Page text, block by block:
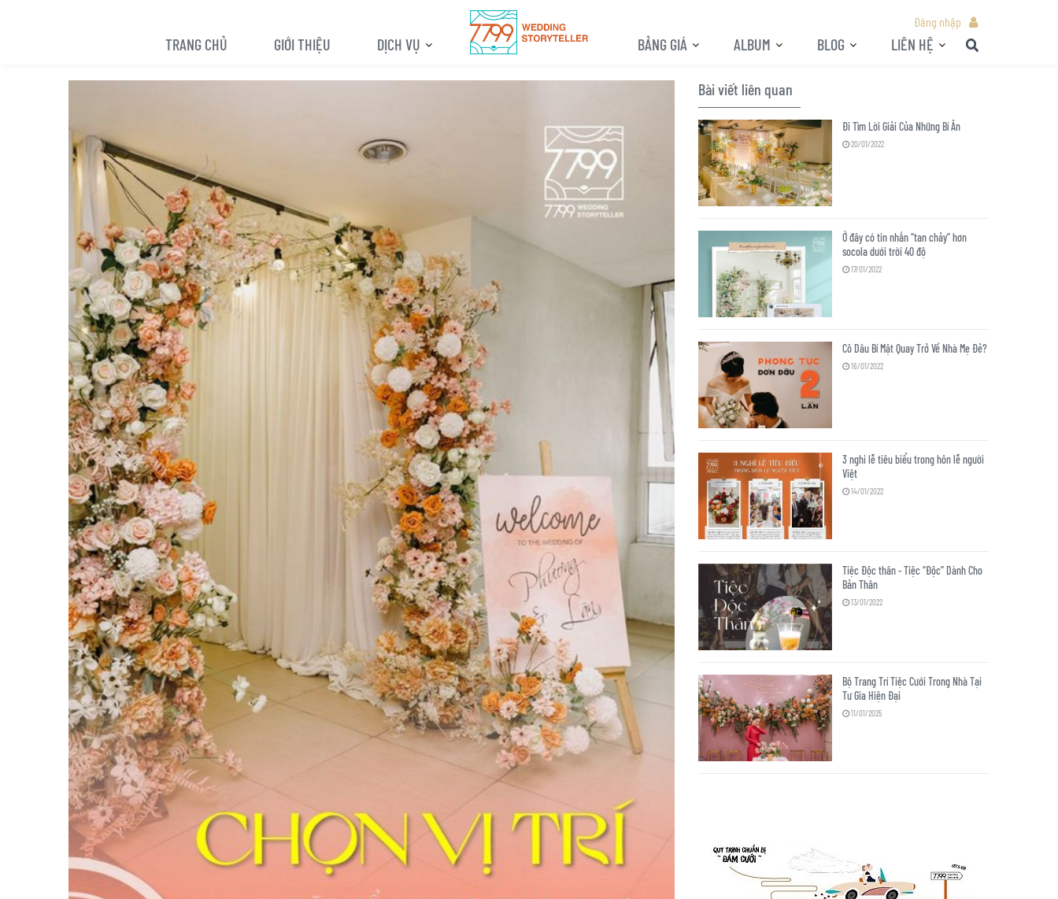
TRANG CHỦ GIỚI THIỆU DỊCH VỤ
Đăng nhập
BẢNG GIÁ ALBUM BLOG LIÊN HỆ
Bài viết liên quan
Đi Tìm Lời Giải Của Những Bí Ẩn
20/01/2022
Ở đây có tin nhắn “tan chảy” hơn
socola dưới trời 40 độ
17/01/2022
Cô Dâu Bí Mật Quay Trở Về Nhà Mẹ Đẻ?
16/01/2022
3 nghi lễ tiêu biểu trong hôn lễ người
Việt
14/01/2022
Tiệc Độc thân - Tiệc “Độc” Dành Cho
Bản Thân
13/01/2022
Bộ Trang Trí Tiệc Cưới Trong Nhà Tại
Tư Gia Hiện Đại
11/01/2025